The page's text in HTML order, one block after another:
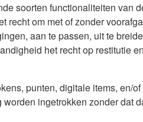
soorten functionaliteiten van
om met of zonder
aan te passen, uit te
het recht op restitutie
punten, digitale items, en/
ingetrokken zonder dat